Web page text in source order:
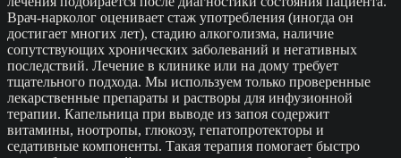
Врач-нарколог оценивает стаж употребления (иногда он
достигает многих лет), стадию алкоголизма, наличие
сопутствующих хронических заболеваний и негативных
последствий. Лечение в клинике или на дому требует
тщательного подхода. Мы используем только проверенные
лекарственные препараты и растворы для инфузионной
терапии. Капельница при выводе из запоя содержит
витамины, ноотропы, глюкозу, гепатопротекторы и
седативные компоненты. Такая терапия помогает быстро